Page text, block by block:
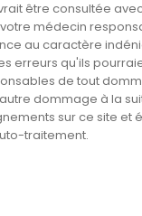
être consultée
médecin
au caractère
erreurs qu'ils
de tout
dommage à la
sur ce site et
traitement.